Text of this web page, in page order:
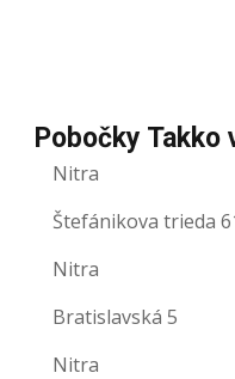
Pobočky
Nitra
Štefánikova trieda
Nitra
Bratislavská 5
Nitra